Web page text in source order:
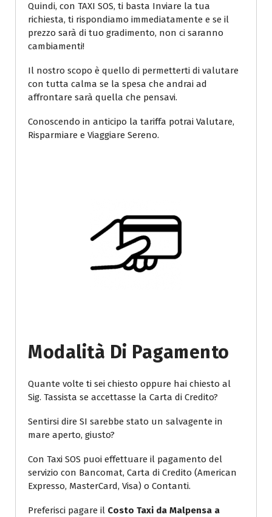
Quindi, con TAXI SOS, ti basta Inviare la tua
richiesta, ti rispondiamo immediatamente e se il
prezzo sarà di tuo gradimento, non ci saranno
cambiamenti!
Il nostro scopo è quello di permetterti di valutare
con tutta calma se la spesa che andrai ad
affrontare sarà quella che pensavi.
Conoscendo in anticipo la tariffa potrai Valutare,
Risparmiare e Viaggiare Sereno.
Modalità Di Pagamento
Quante volte ti sei chiesto oppure hai chiesto al
Sig. Tassista se accettasse la Carta di Credito?
Sentirsi dire SI sarebbe stato un salvagente in
mare aperto, giusto?
Con Taxi SOS puoi effettuare il pagamento del
servizio con Bancomat, Carta di Credito (American
Expresso, MasterCard, Visa) o Contanti.
Preferisci pagare il Costo Taxi da Malpensa a